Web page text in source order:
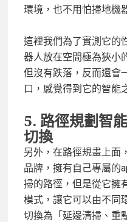
環境，也不用怕掃地機
這裡我們為了實測它的
器人放在空間極為狹小
但沒有跌落，反而還會
口，感覺得到它的智能
5. 路徑規劃智
切換
另外，在路徑規畫上面
品牌，擁有自己專屬的
掃的路徑，但是從它擁
模式，讓它可以由不同
切換為「延邊清掃、重